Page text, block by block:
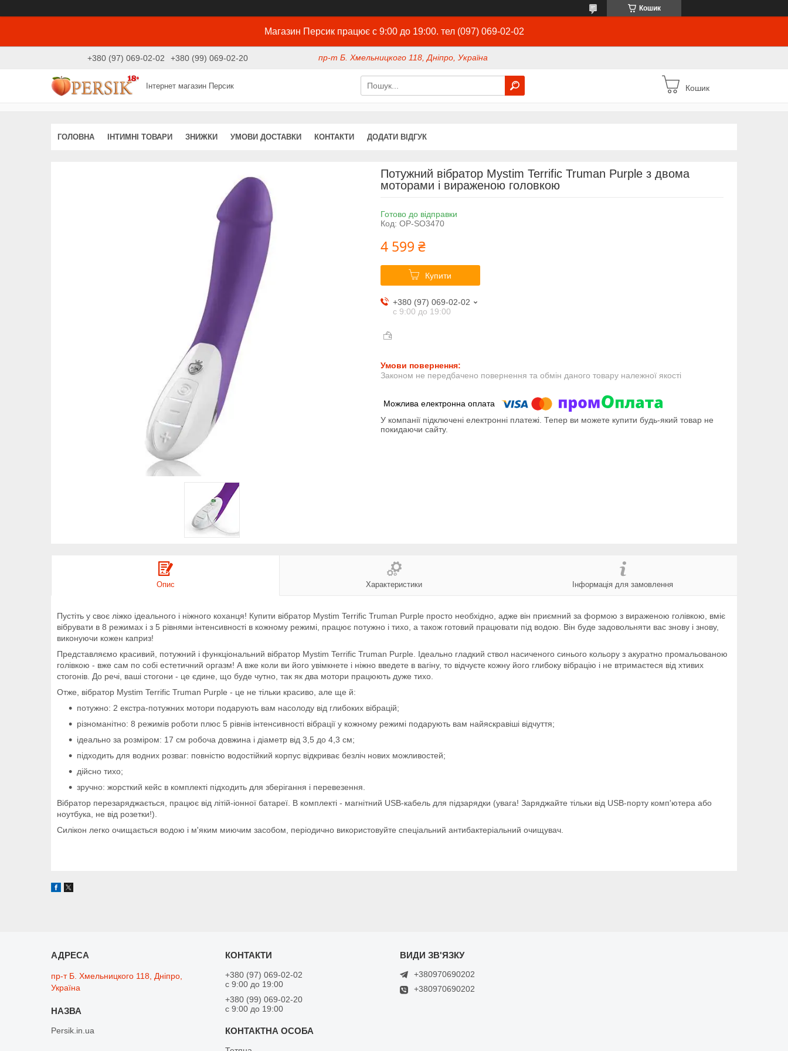
Кошик
Магазин Персик працює с 9:00 до 19:00. тел (097) 069-02-02
+380 (97) 069-02-02 +380 (99) 069-02-20 пр-т Б. Хмельницкого 118, Дніпро, Україна
Інтернет магазин Персик Кошик
ГОЛОВНА ІНТИМНІ ТОВАРИ ЗНИЖКИ УМОВИ ДОСТАВКИ КОНТАКТИ ДОДАТИ ВІДГУК
Потужний вібратор Mystim Terrific Truman Purple з двома
моторами і вираженою головкою
Готово до відправки
Код: OP-SO3470
4 599 ₴
Купити
+380 (97) 069-02-02
с 9:00 до 19:00
Законом не передбачено повернення та обмін даного товару належної якості
У компанії підключені електронні платежі. Тепер ви можете купити будь-який товар не
покидаючи сайту.
Опис Характеристики Інформація для замовлення
Пустіть у своє ліжко ідеального і ніжного коханця! Купити вібратор Mystim Terrific Truman Purple просто необхідно, адже він приємний за формою з вираженою голівкою, вміє
вібрувати в 8 режимах і з 5 рівнями інтенсивності в кожному режимі, працює потужно і тихо, а також готовий працювати під водою. Він буде задовольняти вас знову і знову,
виконуючи кожен каприз!
Представляємо красивий, потужний і функціональний вібратор Mystim Terrific Truman Purple. Ідеально гладкий ствол насиченого синього кольору з акуратно промальованою
голівкою - вже сам по собі естетичний оргазм! А вже коли ви його увімкнете і ніжно введете в вагіну, то відчуєте кожну його глибоку вібрацію і не втримаєтеся від хтивих
стогонів. До речі, ваші стогони - це єдине, що буде чутно, так як два мотори працюють дуже тихо.
Отже, вібратор Mystim Terrific Truman Purple - це не тільки красиво, але ще й:
потужно: 2 екстра-потужних мотори подарують вам насолоду від глибоких вібрацій;
різноманітно: 8 режимів роботи плюс 5 рівнів інтенсивності вібрації у кожному режимі подарують вам найяскравіші відчуття;
ідеально за розміром: 17 см робоча довжина і діаметр від 3,5 до 4,3 см;
підходить для водних розваг: повністю водостійкий корпус відкриває безліч нових можливостей;
дійсно тихо;
зручно: жорсткий кейс в комплекті підходить для зберігання і перевезення.
Вібратор перезаряджається, працює від літій-іонної батареї. В комплекті - магнітний USB-кабель для підзарядки (увага! Заряджайте тільки від USB-порту комп'ютера або
ноутбука, не від розетки!).
Силікон легко очищається водою і м'яким миючим засобом, періодично використовуйте спеціальний антибактеріальний очищувач.
пр-т Б. Хмельницкого 118, Дніпро,
Україна
Persik.in.ua
+380 (97) 069-02-02
с 9:00 до 19:00
+380 (99) 069-02-20
с 9:00 до 19:00
+380970690202
+380970690202